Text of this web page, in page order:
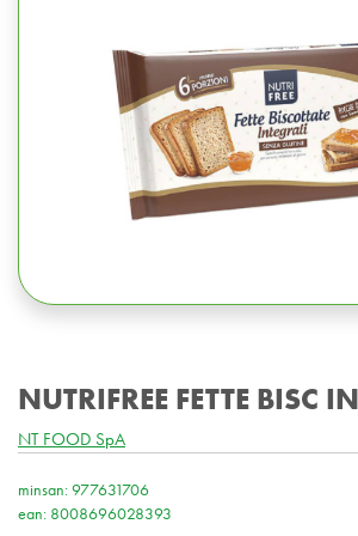
NUTRIFREE FETTE BISC
NT FOOD SpA
minsan: 977631706
ean: 8008696028393